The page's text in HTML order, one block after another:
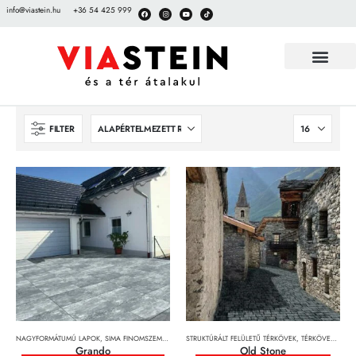
info@viastein.hu +36 54 425 999
FILTER
NAGYFORMÁTUMÚ LAPOK, SIMA FINOMSZEMCSÉS FELÜLETŰ TÉRKÖVEK ,TÉRKÖVEK,
Grando
STRUKTÚRÁLT FELÜLETŰ TÉRKÖVEK, TÉRKÖVEK, TÉRKŐRENDSZEREK ÉS LAPOK
Old Stone